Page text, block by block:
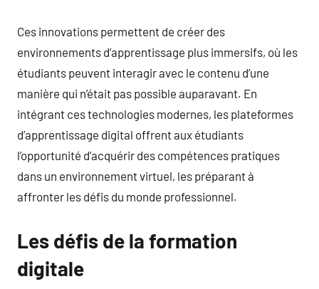
Ces innovations permettent de créer des
environnements d’apprentissage plus immersifs, où les
étudiants peuvent interagir avec le contenu d’une
manière qui n’était pas possible auparavant. En
intégrant ces technologies modernes, les plateformes
d’apprentissage digital offrent aux étudiants
l’opportunité d’acquérir des compétences pratiques
dans un environnement virtuel, les préparant à
affronter les défis du monde professionnel.
Les défis de la formation
digitale